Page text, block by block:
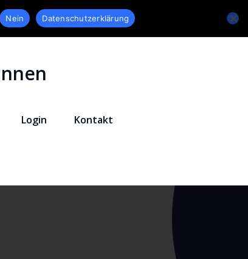
Login Kontakt
Nein Datenschutzerklärung